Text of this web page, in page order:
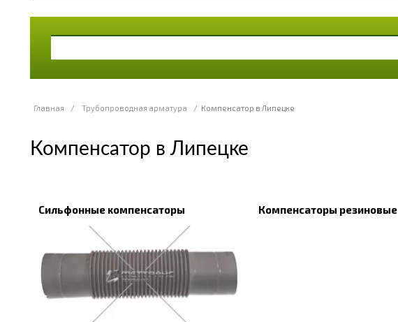
Главная / Трубопроводная арматура / Компенсатор в Липецке
Компенсатор в Липецке
Сильфонные компенсаторы Компенсаторы резиновые